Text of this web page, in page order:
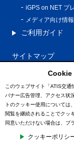
iGPS on NET プ
メディア向け情
ご利用ガイド
サイトマップ
プライバシーポリ
利用規約
特定商取引法に基
情報の外部通信に
©
Cookie
このウェブサイト「ATIS交通
バナー広告管理、アクセス状
トのクッキー使用については
閲覧を継続されることでクッ
同意いただけない場合は、ブ
クッキーポリシ